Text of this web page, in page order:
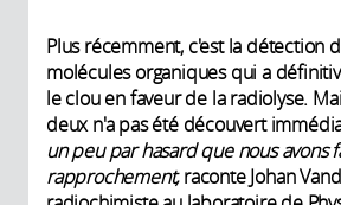
Plus récemment, c'est la détection
molécules organiques qui a
le clou en faveur de la radiolyse.
deux n'a pas été découvert
un peu par hasard que nous avons
rapprochement,raconte Johan